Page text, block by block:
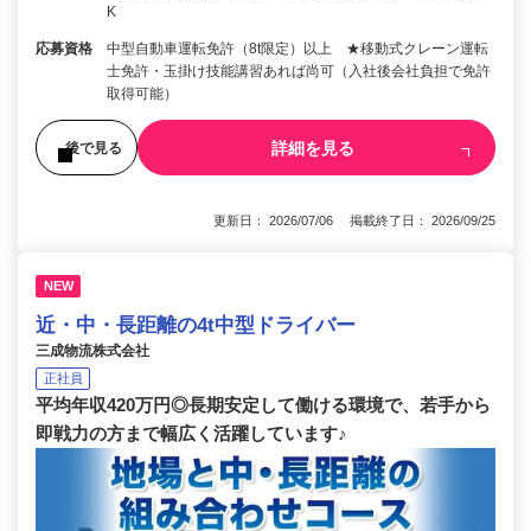
K
応募資格
中型自動車運転免許（8t限定）以上 ★移動式クレーン運転
士免許・玉掛け技能講習あれば尚可（入社後会社負担で免許
取得可能）
後で見る 詳細を見る
更新日： 2026/07/06 掲載終了日： 2026/09/25
NEW
近・中・長距離の4t中型ドライバー
三成物流株式会社
正社員
平均年収420万円◎長期安定して働ける環境で、若手から
即戦力の方まで幅広く活躍しています♪